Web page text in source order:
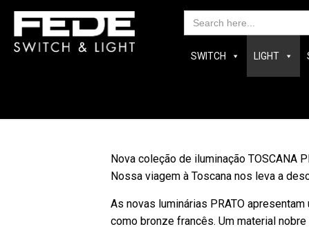
SWITCH LIGHT
Nova coleção de iluminação TOSCANA
Nossa viagem à Toscana nos leva a
As novas luminárias PRATO
como bronze francês. Um material